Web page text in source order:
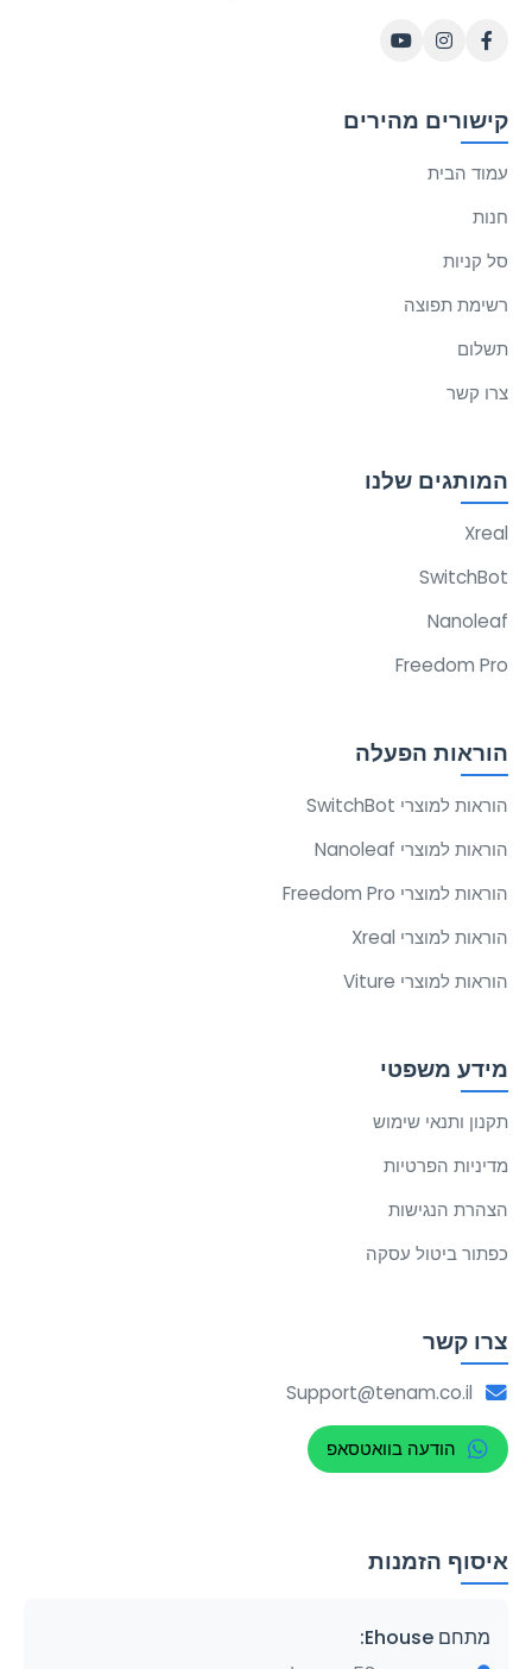
קישורים מהירים
עמוד הבית
חנות
סל קניות
רשימת תפוצה
תשלום
צרו קשר
המותגים שלנו
Xreal
SwitchBot
Nanoleaf
Freedom Pro
הוראות הפעלה
הוראות למוצרי SwitchBot
הוראות למוצרי Nanoleaf
הוראות למוצרי Freedom Pro
הוראות למוצרי Xreal
הוראות למוצרי Viture
מידע משפטי
תקנון ותנאי שימוש
מדיניות הפרטיות
הצהרת הנגישות
כפתור ביטול עסקה
צרו קשר
Support@tenam.co.il
הודעה בוואטסאפ
איסוף הזמנות
מתחם Ehouse: